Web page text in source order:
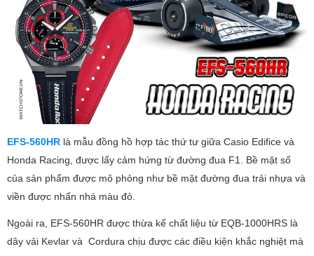
EFS-560HR là mẫu đồng hồ hợp tác thứ tư giữa Casio Edifice và
Honda Racing, được lấy cảm hứng từ đường đua F1. Bề mặt số
của sản phẩm được mô phỏng như bề mặt đường đua trải nhựa và
viền được nhấn nhá màu đỏ.
Ngoài ra, EFS-560HR được thừa kế chất liệu từ EQB-1000HRS là
dây vải Kevlar và Cordura chịu được các điều kiện khắc nghiệt mà